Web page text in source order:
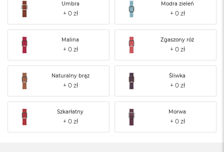
Umbra Modra zieleń
Malina Zgaszony róż
Naturalny brąz Śliwka
Szkarłatny Morwa